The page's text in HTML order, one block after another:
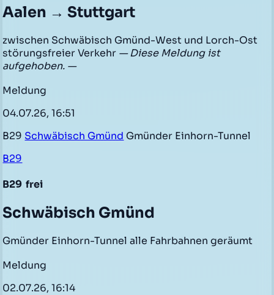
Aalen → Stuttgart
zwischen Schwäbisch Gmünd-West und Lorch-Ost
störungsfreier Verkehr — Diese Meldung ist
aufgehoben. —
Meldung
04.07.26, 16:51
B29 Schwäbisch Gmünd Gmünder Einhorn-Tunnel
B29
B29 frei
Schwäbisch Gmünd
Gmünder Einhorn-Tunnel alle Fahrbahnen geräumt
Meldung
02.07.26, 16:14